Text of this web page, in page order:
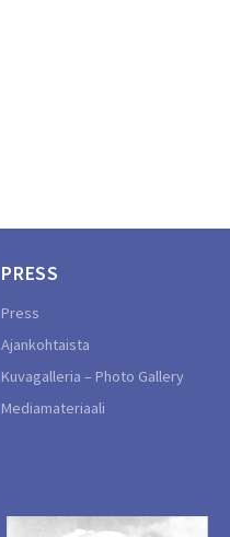
PRESS
Press
Ajankohtaista
Kuvagalleria – Photo Gallery
Mediamateriaali